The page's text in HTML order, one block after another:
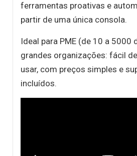
ferramentas proativas e
partir de uma única consola.
Ideal para PME (de 10 a 5000
grandes organizações: fácil
usar, com preços simples e
incluídos.